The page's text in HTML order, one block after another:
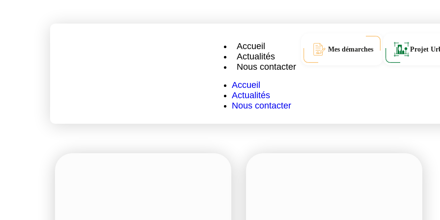
Accueil
Actualités
Nous contacter
Accueil
Actualités
Nous contacter
Mes démarches Projet